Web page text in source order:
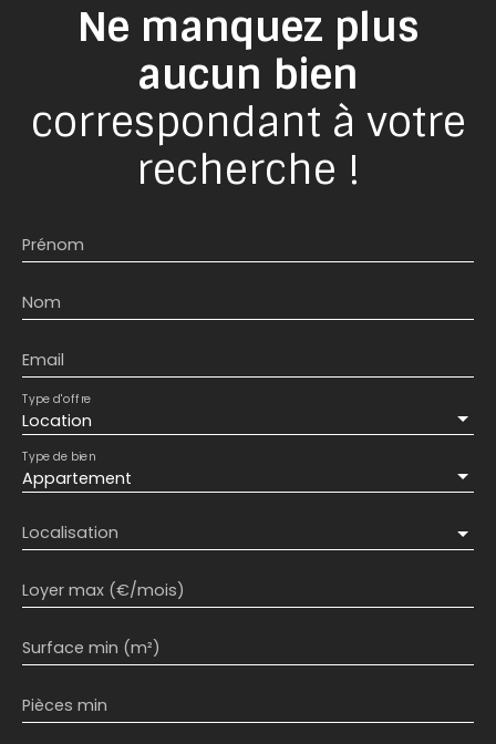
Ne manquez plus
aucun bien
correspondant à votre
recherche !
Prénom
Nom
Email
Location
Type d'offre
Appartement
Type de bien
Localisation
Loyer max (€/mois)
Surface min (m²)
Pièces min